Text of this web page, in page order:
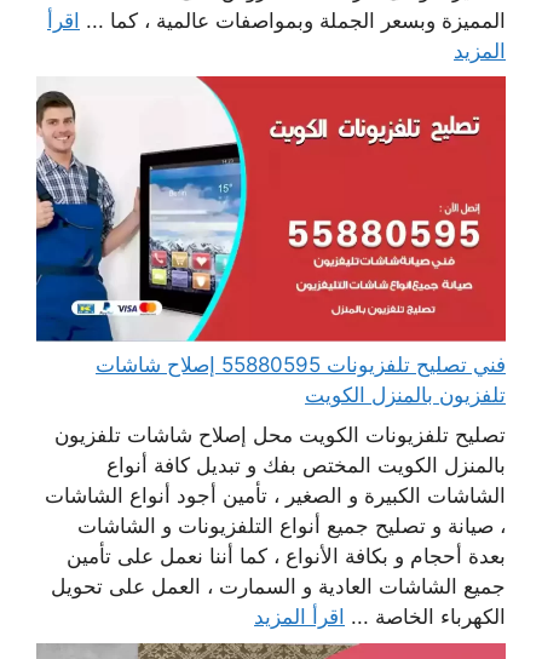
المميزة وبسعر الجملة وبمواصفات عالمية ، كما ... اقرأ
المزيد
فني تصليح تلفزيونات 55880595 إصلاح شاشات
تلفزيون بالمنزل الكويت
تصليح تلفزيونات الكويت محل إصلاح شاشات تلفزيون
بالمنزل الكويت المختص بفك و تبديل كافة أنواع
الشاشات الكبيرة و الصغير ، تأمين أجود أنواع الشاشات
، صيانة و تصليح جميع أنواع التلفزيونات و الشاشات
بعدة أحجام و بكافة الأنواع ، كما أننا نعمل على تأمين
جميع الشاشات العادية و السمارت ، العمل على تحويل
الكهرباء الخاصة ... اقرأ المزيد